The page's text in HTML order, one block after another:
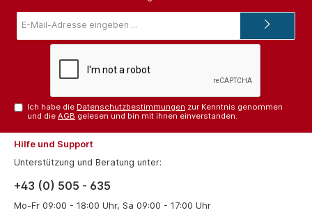
Mail-
Ich habe die Datenschutzbestimmungen zur Kenntnis genommen
und dieAGB gelesen und bin mit ihnen einverstanden.
Hilfe und Support
Unterstützung und Beratung unter:
+43 (0) 505 - 635
Mo-Fr 09:00 - 18:00 Uhr, Sa 09:00 - 17:00 Uhr